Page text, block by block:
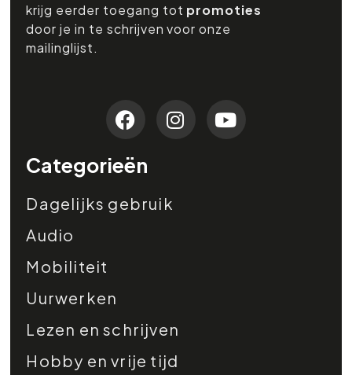
krijg eerder toegang tot promoties
door je in te schrijven voor onze
mailinglijst.
Categorieën
Dagelijks gebruik
Audio
Mobiliteit
Uurwerken
Lezen en schrijven
Hobby en vrije tijd